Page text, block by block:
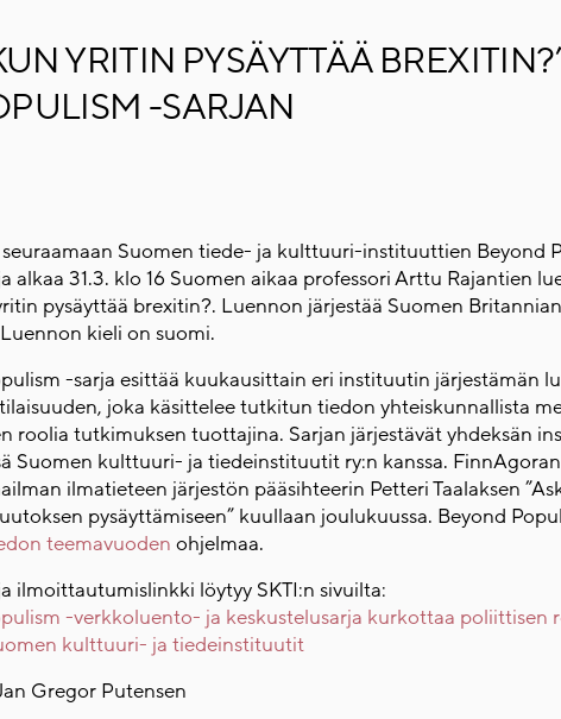
YRITIN PYSÄYTTÄÄ
-SARJAN
Suomen tiede- ja kulttuuri-instituuttien Beyond
alkaa 31.3. klo 16 Suomen aikaa professori Arttu Rajantien
pysäyttää brexitin?. Luennon järjestää Suomen
kieli on suomi.
-sarja esittää kuukausittain eri instituutin järjestämän
joka käsittelee tutkitun tiedon yhteiskunnallista
roolia tutkimuksen tuottajina. Sarjan järjestävät yhdeksän
Suomen kulttuuri- ja tiedeinstituutit ry:n kanssa.
ilmatieteen järjestön pääsihteerin Petteri Taalaksen
pysäyttämiseen” kuullaan joulukuussa. Beyond
teemavuoden ohjelmaa.
ilmoittautumislinkki löytyy SKTI:n sivuilta:
-verkkoluento- ja keskustelusarja kurkottaa poliittisen
kulttuuri- ja tiedeinstituutit
Gregor Putensen